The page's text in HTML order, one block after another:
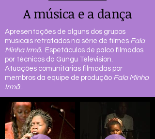
A música e a dança
Apresentações de alguns dos grupos
musicais retratados na série de filmes Fala
Minha Irmã. Espetáculos de palco filmados
por técnicos da Gungu Television.
Atuações comunitárias filmadas por
membros da equipe de produção Fala Minha
Irmã.